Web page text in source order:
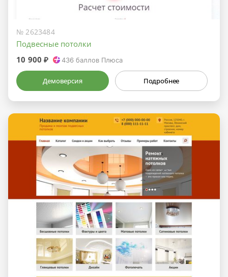
№ 2623484
Подвесные потолки
10 900 ₽
436баллов Плюса
Демоверсия Подробнее